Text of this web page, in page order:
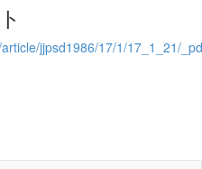
jjpsd1986/17/1/17_1_21/